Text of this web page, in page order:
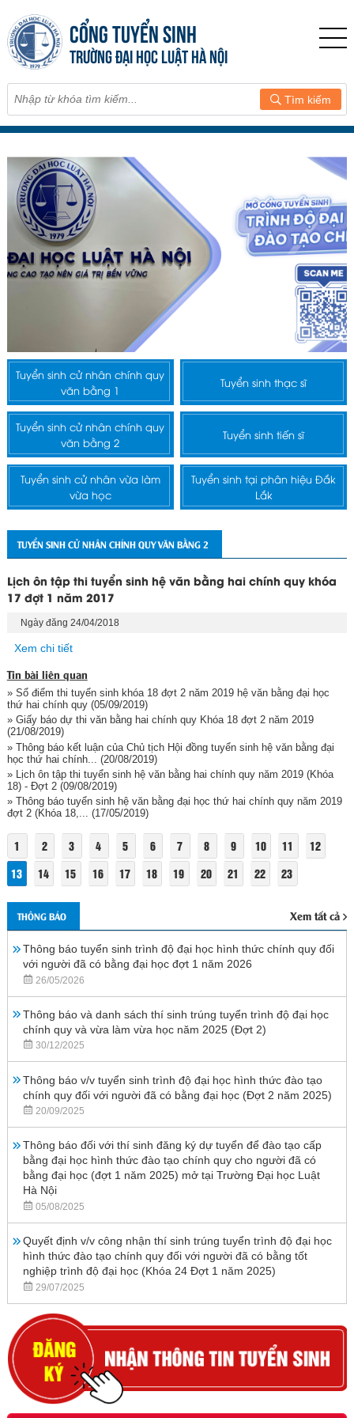
CỔNG TUYỂN SINH
TRƯỜNG ĐẠI HỌC LUẬT HÀ NỘI
Tìm kiếm
Tuyển sinh cử nhân chính quy
văn bằng 1
Tuyển sinh thạc sĩ
Tuyển sinh cử nhân chính quy
văn bằng 2
Tuyển sinh tiến sĩ
Tuyển sinh cử nhân vừa làm
vừa học
Tuyển sinh tại phân hiệu Đắk
Lắk
TUYỂN SINH CỬ NHÂN CHÍNH QUY VĂN BẰNG 2
Lịch ôn tập thi tuyển sinh hệ văn bằng hai chính quy khóa
17 đợt 1 năm 2017
Ngày đăng 24/04/2018
Xem chi tiết
Tin bài liên quan
» Sổ điểm thi tuyển sinh khóa 18 đợt 2 năm 2019 hệ văn bằng đại học
thứ hai chính quy(05/09/2019)
» Giấy báo dự thi văn bằng hai chính quy Khóa 18 đợt 2 năm 2019
(21/08/2019)
» Thông báo kết luận của Chủ tịch Hội đồng tuyển sinh hệ văn bằng đại
học thứ hai chính...
(20/08/2019)
» Lịch ôn tập thi tuyển sinh hệ văn bằng hai chính quy năm 2019 (Khóa
18) - Đợt 2(09/08/2019)
» Thông báo tuyển sinh hệ văn bằng đại học thứ hai chính quy năm 2019
đợt 2 (Khóa 18,... (17/05/2019)
1 2 3 4 5 6 7 8 9 10 11
12
13
14 15 16 17 18 19 20 21 22 23
THÔNG BÁO Xem tất cả
Thông báo tuyển sinh trình độ đại học hình thức chính quy đối
với người đã có bằng đại học đợt 1 năm 2026
26/05/2026
Thông báo và danh sách thí sinh trúng tuyển trình độ đại học
chính quy và vừa làm vừa học năm 2025 (Đợt 2)
30/12/2025
Thông báo v/v tuyển sinh trình độ đại học hình thức đào tạo
chính quy đối với người đã có bằng đại học (Đợt 2 năm 2025)
20/09/2025
Thông báo đối với thí sinh đăng ký dự tuyển để đào tạo cấp
bằng đại học hình thức đào tạo chính quy cho người đã có
bằng đại học (đợt 1 năm 2025) mở tại Trường Đại học Luật
Hà Nội
05/08/2025
Quyết định v/v công nhận thí sinh trúng tuyển trình độ đại học
hình thức đào tạo chính quy đối với người đã có bằng tốt
nghiệp trình độ đại học (Khóa 24 Đợt 1 năm 2025)
29/07/2025